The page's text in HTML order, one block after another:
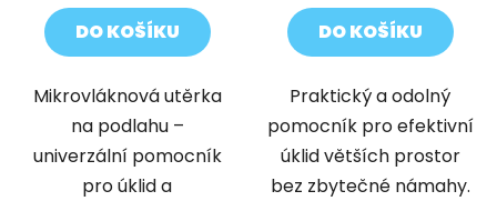
DO KOŠÍKU
Mikrovláknová utěrka
na podlahu –
univerzální pomocník
pro úklid a
DO KOŠÍKU
Praktický a odolný
pomocník pro efektivní
úklid větších prostor
bez zbytečné námahy.